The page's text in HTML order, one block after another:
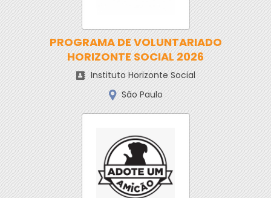
PROGRAMA DE VOLUNTARIADO
HORIZONTE SOCIAL 2026
Instituto Horizonte Social
São Paulo